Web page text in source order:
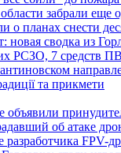
забрали еще
о планах снести
новая сводка из
РСЗО, 7 средств
та прикмети
объявили
об атаке
FPV-